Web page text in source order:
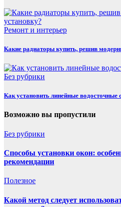
Ремонт и интерьер
Какие радиаторы купить, решив
Без рубрики
Как установить линейные водосточные
Возможно вы пропустили
Без рубрики
Способы установки окон:
рекомендации
Полезнoe
Какой метод следует